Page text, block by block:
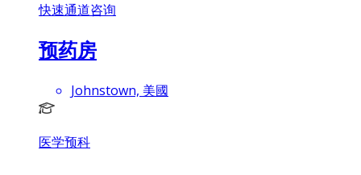
快速通道咨询
预药房
Johnstown, 美國
医学预科